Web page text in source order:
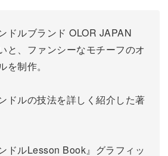
ドルブランド OLOR JAPAN
と、ファンシーなモチーフのオ
を制作。
ドルの技法を詳しく紹介した著
ドルLesson Book』グラフィッ